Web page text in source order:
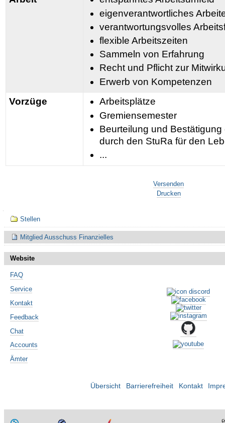
eigenverantwortliches
verantwortungsvolles
flexible Arbeitszeiten
Sammeln von Erfahrung
Recht und Pflicht zur
Erwerb von Kompetenzen
Vorzüge
Arbeitsplätze
Gremiensemester
Beurteilung und
durch den StuRa für den
...
Versenden
Drucken
Navigation
Stellen
Mitglied Ausschuss Finanzielles
Website
FAQ
Service
Kontakt
Feedback
Chat
Accounts
Ämter
Übersicht Barrierefreiheit Kontakt